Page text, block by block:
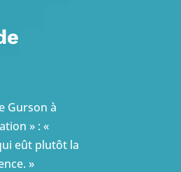
Gurson à
» : «
eût plutôt la
»